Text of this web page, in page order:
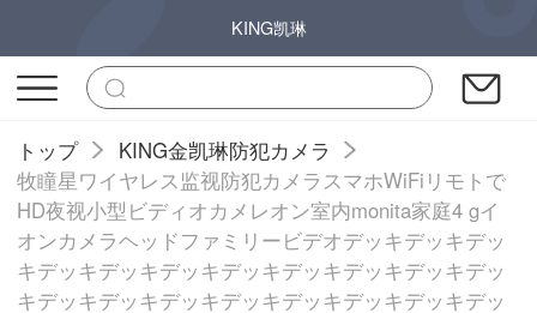
KING凯琳
トップ
KING金凯琳防犯カメラ
牧瞳星ワイヤレス监视防犯カメラスマホWiFiリモトで
HD夜视小型ビディオカメレオン室内monita家庭4 gイ
オンカメラヘッドファミリービデオデッキデッキデッ
キデッキデッキデッキデッキデッキデッキデッキデッ
キデッキデッキデッキデッキデッキデッキデッキデッ